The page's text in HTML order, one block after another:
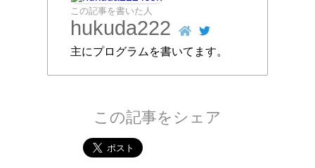
この記事を書いた人
hukuda222
主にプログラムを書いてます。
この記事をシェア